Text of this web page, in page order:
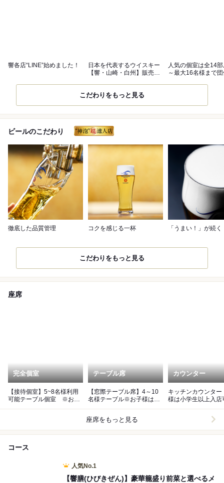
響各店“LINE”始めました！
日本を代表するウイスキー
【響・山崎・白州】販売
人気の個室は全14
～最大16名様まで
こだわりをもっと見る
ビールのこだわり
徹底した品質管理 コクを感じる一杯 「うまい！」が続く
こだわりをもっと見る
座席
完全個室
【接待個室】5~8名様利用
可能テーブル個室 ※お子
テーブル席
【窓際テーブル席】4～10
名様テーブル※お子様は小
カウンター
キッチンカウンタ
様は小学生以上入店
座席をもっと見る
コース
人気No.1
【響膳(ひびきぜん)】豪華籠盛り前菜と選べるメ